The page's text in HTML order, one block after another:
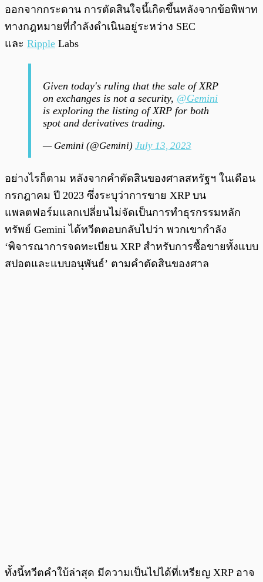
ออกจากกระดาน การตัดสินใจนี้เกิดขึ้นหลังจากข้อพิพาท
ทางกฎหมายที่กำลังดำเนินอยู่ระหว่าง SEC
และ Ripple Labs
Given today's ruling that the sale of XRP
on exchanges is not a security, @Gemini
is exploring the listing of XRP for both
spot and derivatives trading.
— Gemini (@Gemini) July 13, 2023
อย่างไรก็ตาม หลังจากคำตัดสินของศาลสหรัฐฯ ในเดือน
กรกฎาคม ปี 2023 ซึ่งระบุว่าการขาย XRP บน
แพลตฟอร์มแลกเปลี่ยนไม่จัดเป็นการทำธุรกรรมหลัก
ทรัพย์ Gemini ได้ทวีตตอบกลับไปว่า พวกเขากำลัง
‘พิจารณาการจดทะเบียน XRP สำหรับการซื้อขายทั้งแบบ
สปอตและแบบอนุพันธ์’ ตามคำตัดสินของศาล
ทั้งนี้ทวีตคำใบ้ล่าสุด มีความเป็นไปได้ที่เหรียญ XRP อาจ